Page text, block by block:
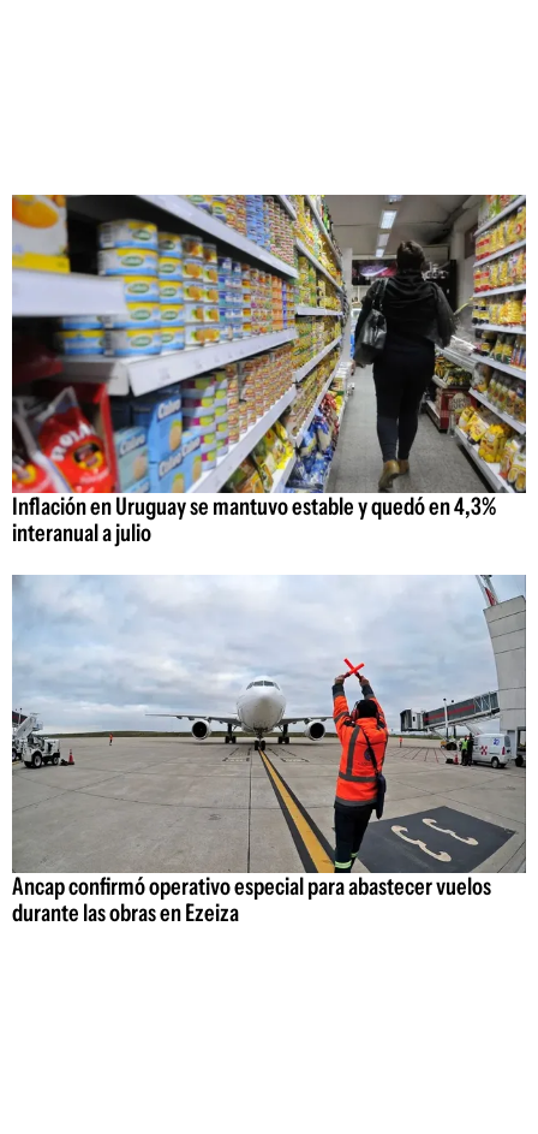
Inflación en Uruguay se mantuvo estable y quedó en 4,3%
interanual a julio
Ancap confirmó operativo especial para abastecer vuelos
durante las obras en Ezeiza